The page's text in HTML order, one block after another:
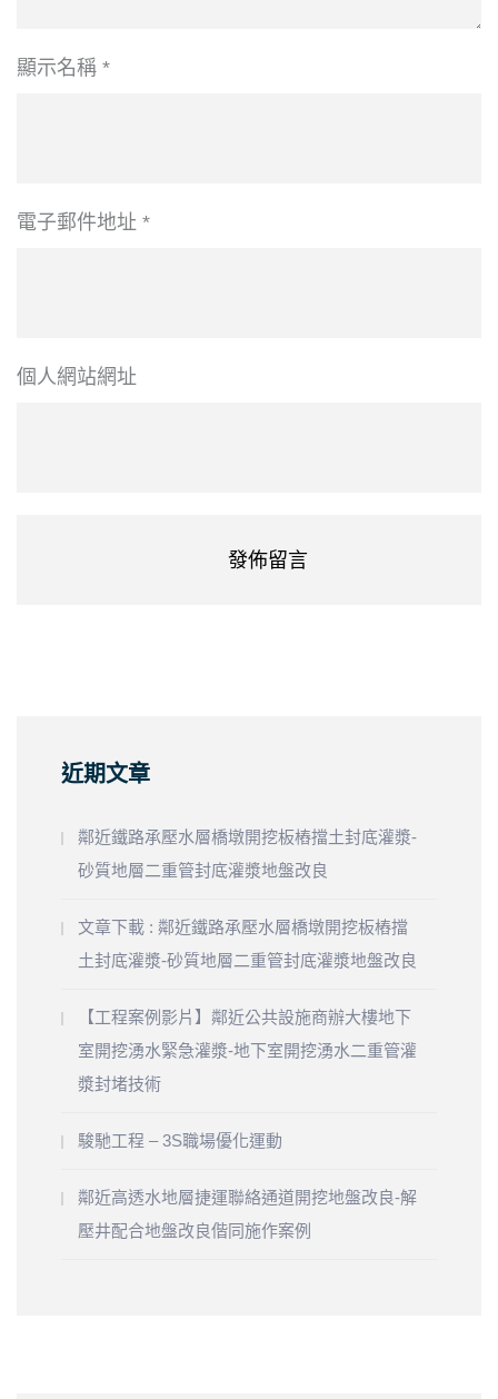
顯示名稱 *
電子郵件地址 *
個人網站網址
近期文章
鄰近鐵路承壓水層橋墩開挖板樁擋土封底灌漿-
砂質地層二重管封底灌漿地盤改良
文章下載 : 鄰近鐵路承壓水層橋墩開挖板樁擋
土封底灌漿-砂質地層二重管封底灌漿地盤改良
【工程案例影片】鄰近公共設施商辦大樓地下
室開挖湧水緊急灌漿-地下室開挖湧水二重管灌
漿封堵技術
駿馳工程 – 3S職場優化運動
鄰近高透水地層捷運聯絡通道開挖地盤改良-解
壓井配合地盤改良偕同施作案例